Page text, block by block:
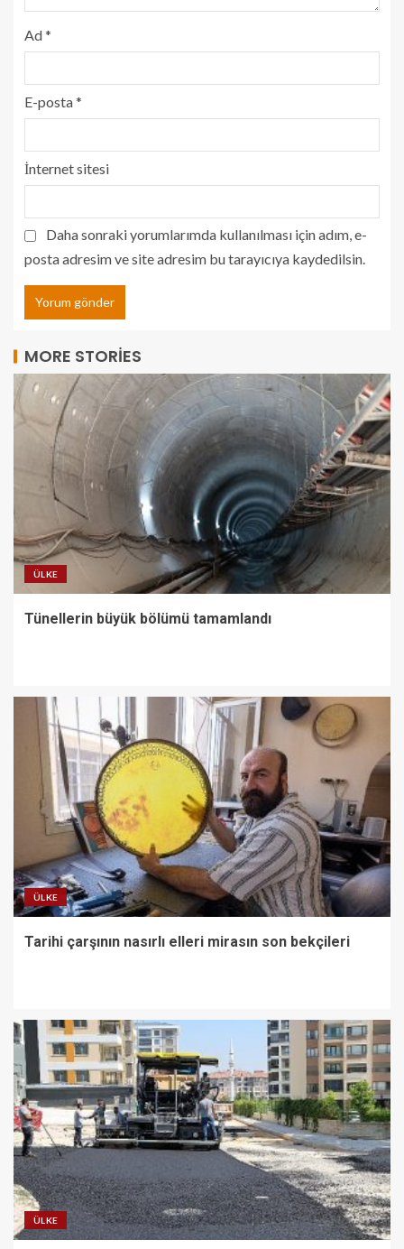
Ad*
E-posta*
İnternet sitesi
Daha sonraki yorumlarımda kullanılması için adım, e-
posta adresim ve site adresim bu tarayıcıya kaydedilsin.
MORE STORIES
ÜLKE
Tünellerin büyük bölümü tamamlandı
ÜLKE
Tarihi çarşının nasırlı elleri mirasın son bekçileri
ÜLKE